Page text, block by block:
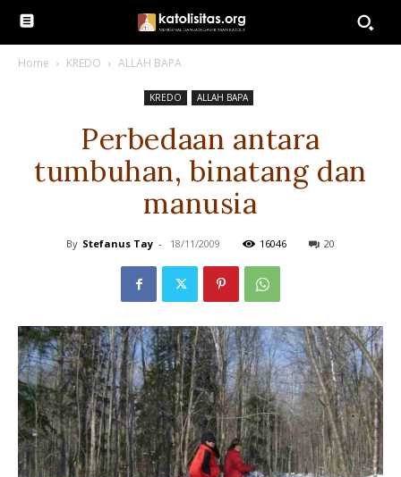
Home KREDO ALLAH BAPA
KREDO ALLAH BAPA
Perbedaan antara
tumbuhan, binatang dan
manusia
By Stefanus Tay - 18/11/2009 16046 20